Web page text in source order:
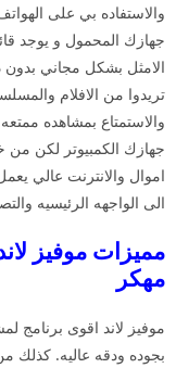
والاستفاده بي على
جهازك المحمول و يوجد
الامثل بشكل مجاني بدون
تريدوا من الافلام
والاستمتاع بمشاهده
جهازك الكمبيوتر لكن من
اموال والانترنت عالي
الى الواجهه الرئيسيه
مهكر
موفيز لاند اقوى برنامج
بجوده ودقه عاليه. كذلك